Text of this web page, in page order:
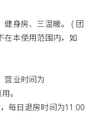
健身房、三温暖。 ( 团
在本使用范围内，如
营业时间为
。
每日退房时间为11:00